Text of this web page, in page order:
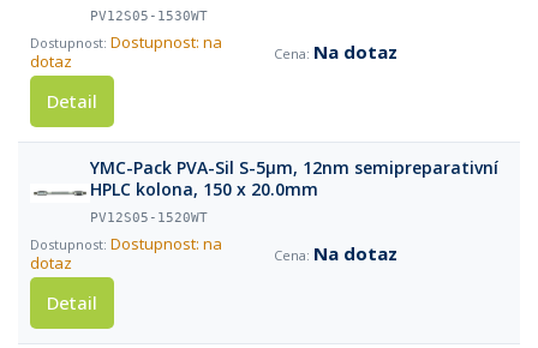
PV12S05-1530WT
Dostupnost: na
dotaz
Na dotaz
Detail
YMC-Pack PVA-Sil S-5µm, 12nm semipreparativní
HPLC kolona, 150 x 20.0mm
PV12S05-1520WT
Dostupnost: na
dotaz
Na dotaz
Detail